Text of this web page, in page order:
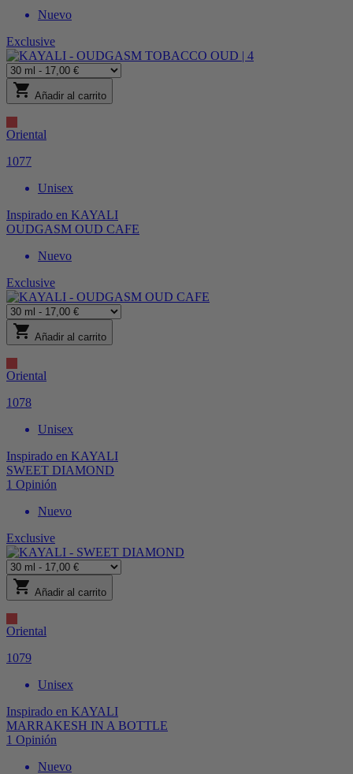
Nuevo
Exclusive
shopping_cart Añadir al carrito
Oriental
1077
Unisex
Inspirado en KAYALI
OUDGASM OUD CAFE
Nuevo
Exclusive
shopping_cart Añadir al carrito
Oriental
1078
Unisex
Inspirado en KAYALI
SWEET DIAMOND
1 Opinión
Nuevo
Exclusive
shopping_cart Añadir al carrito
Oriental
1079
Unisex
Inspirado en KAYALI
MARRAKESH IN A BOTTLE
1 Opinión
Nuevo